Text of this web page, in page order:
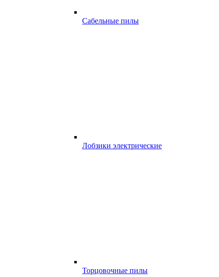
Сабельные пилы
Лобзики электрические
Торцовочные пилы